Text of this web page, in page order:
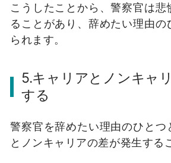
こうしたことから、警察官は悲
ることがあり、辞めたい理由の
られます。
5.キャリアとノンキャ
する
警察官を辞めたい理由のひとつ
とノンキャリアの差が発生する